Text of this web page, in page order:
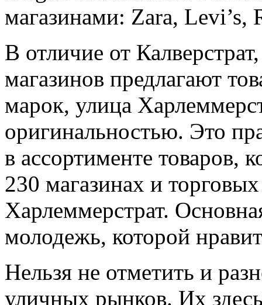
магазинами: Zara,
В отличие от
магазинов предлагают
марок, улица
оригинальностью. Это
в ассортименте товаров,
230 магазинах и
Харлеммерстрат.
молодежь, которой
Нельзя не отметить и
уличных рынков. Их